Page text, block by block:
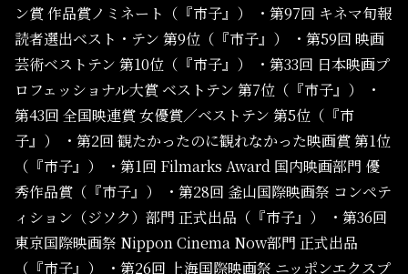
ン賞 作品賞ノミネート（『市子』）
・第97回 キネマ旬報
読者選出ベスト・テン 第9位（『市子』）
・第59回 映画
芸術ベストテン 第10位（『市子』）
・第33回 日本映画プ
ロフェッショナル大賞 ベストテン 第7位（『市子』）
・
第43回 全国映連賞 女優賞／ベストテン 第5位（『市
子』）
・第2回 観たかったのに観れなかった映画賞 第1位
（『市子』）
・第1回 Filmarks Award 国内映画部門 優
秀作品賞（『市子』）
・第28回 釜山国際映画祭 コンペテ
ィション（ジソク）部門 正式出品（『市子』）
・第36回
東京国際映画祭 Nippon Cinema Now部門 正式出品
（『市子』）
・第26回 上海国際映画祭 ニッポンエクスプ